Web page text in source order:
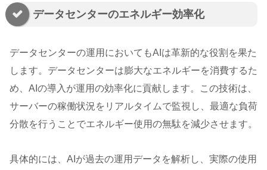
データセンターのエネルギー効率化
データセンターの運用においてもAIは革新的な役割を果た
します。データセンターは膨大なエネルギーを消費するた
め、AIの導入が運用の効率化に貢献します。この技術は、
サーバーの稼働状況をリアルタイムで監視し、最適な負荷
分散を行うことでエネルギー使用の無駄を減少させます。
具体的には、AIが過去の運用データを解析し、実際の使用